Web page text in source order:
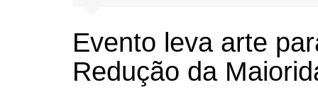
Itatinga
Pardinho
Evento leva arte
Redução da